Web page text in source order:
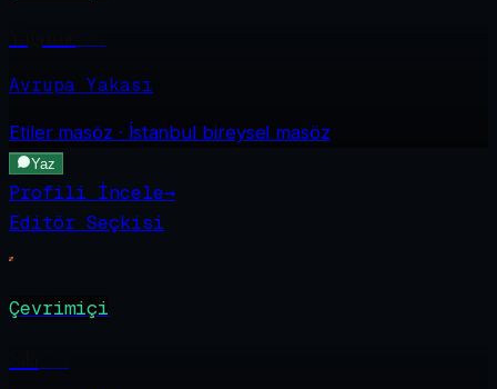
Avrupa Yakası
Etilermasöz · İstanbul bireysel masöz
Yaz
Profili İncele→
Editör Seçkisi
Çevrimiçi